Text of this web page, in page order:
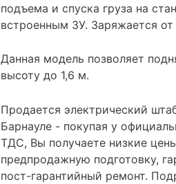
подъема и спуска груза на
встроенным ЗУ. Заряжается
Данная модель позволяет
высоту до 1,6 м.
Продается электрический
Барнауле - покупая у
ТДС, Вы получаете низкие
предпродажную подготовку,
пост-гарантийный ремонт.